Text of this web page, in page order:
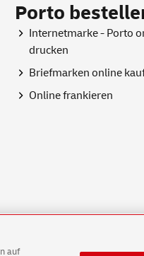
Porto
Internetmarke - Porto
drucken
Briefmarken online
Onlinefrankieren
auf